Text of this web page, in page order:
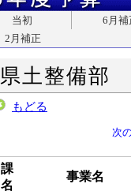
当初
6月補
2月補正
県土整備部
もどる
次
課
名
事業名